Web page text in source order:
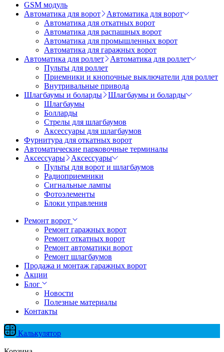
GSM модуль
Автоматика для ворот
Автоматика для ворот
Автоматика для откатных ворот
Автоматика для распашных ворот
Автоматика для промышленных ворот
Автоматика для гаражных ворот
Автоматика для роллет
Автоматика для роллет
Пульты для роллет
Приемники и кнопочные выключатели для роллет
Внутривальные привода
Шлагбаумы и боларды
Шлагбаумы и боларды
Шлагбаумы
Болларды
Стрелы для шлагбаумов
Аксессуары для шлагбаумов
Фурнитура для откатных ворот
Автоматические парковочные терминалы
Аксессуары
Аксессуары
Пульты для ворот и шлагбаумов
Радиоприемники
Сигнальные лампы
Фотоэлементы
Блоки управления
Ремонт ворот
Ремонт гаражных ворот
Ремонт откатных ворот
Ремонт автоматики ворот
Ремонт шлагбаумов
Продажа и монтаж гаражных ворот
Акции
Блог
Новости
Полезные материалы
Контакты
Калькулятор